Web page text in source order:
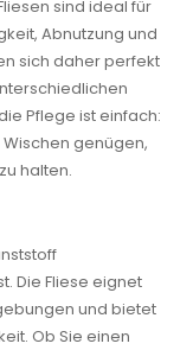
sind ideal für
Abnutzung und
sich daher perfekt
Pflege ist einfach:
genügen,
halten.
Die Fliese eignet
und bietet
Ob Sie einen